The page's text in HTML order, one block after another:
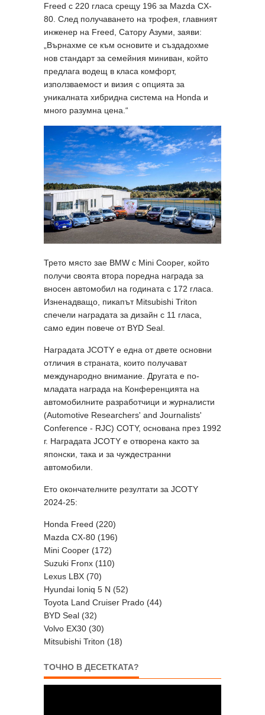
Freed с 220 гласа срещу 196 за Mazda CX-
80. След получаването на трофея, главният
инженер на Freed, Сатору Азуми, заяви:
„Върнахме се към основите и създадохме
нов стандарт за семейния миниван, който
предлага водещ в класа комфорт,
използваемост и визия с опцията за
уникалната хибридна система на Honda и
много разумна цена.“
Трето място зае BMW с Mini Cooper, който
получи своята втора поредна награда за
вносен автомобил на годината с 172 гласа.
Изненадващо, пикапът Mitsubishi Triton
спечели наградата за дизайн с 11 гласа,
само един повече от BYD Seal.
Наградата JCOTY е една от двете основни
отличия в страната, които получават
международно внимание. Другата е по-
младата награда на Конференцията на
автомобилните разработчици и журналисти
(Automotive Researchers' and Journalists'
Conference - RJC) COTY, основана през 1992
г. Наградата JCOTY е отворена както за
японски, така и за чуждестранни
автомобили.
Ето окончателните резултати за JCOTY
2024-25:
Honda Freed (220)
Mazda CX-80 (196)
Mini Cooper (172)
Suzuki Fronx (110)
Lexus LBX (70)
Hyundai Ioniq 5 N (52)
Toyota Land Cruiser Prado (44)
BYD Seal (32)
Volvo EX30 (30)
Mitsubishi Triton (18)
ТОЧНО В ДЕСЕТКАТА?